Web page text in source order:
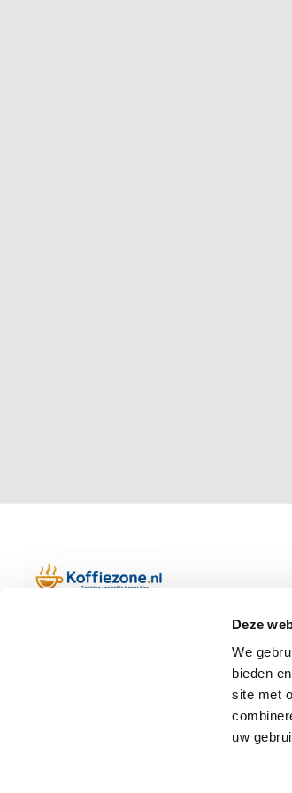
Deze
We
bieden
site met
uw
Op werkdagen telefonisch bereikbaar